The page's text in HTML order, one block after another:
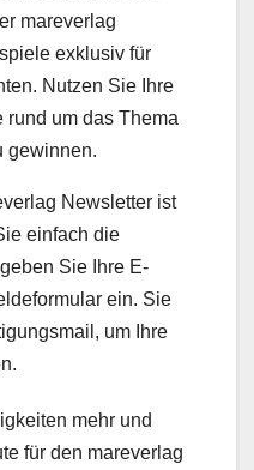
mareverlag
exklusiv für
Nutzen Sie Ihre
um das Thema
gewinnen.
Newsletter ist
einfach die
Sie Ihre E-
ein. Sie
um Ihre
mehr und
für den mareverlag